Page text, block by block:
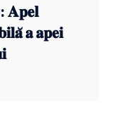
𝐀𝐩𝐞𝐥
𝐚 𝐚𝐩𝐞𝐢